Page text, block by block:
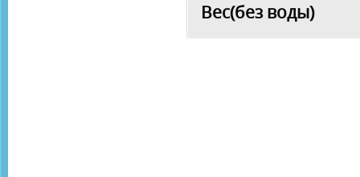
Вес(без воды)